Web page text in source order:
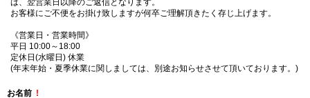
は、翌営業日以降のご返信となります。
お客様にご不便をお掛け致しますが何卒ご理解頂きたく存じ上げます。
《営業日・営業時間》
平日 10:00～18:00
定休日(水曜日) 休業
(年末年始・夏季休業に関しましては、別途お知らせさせて頂いております。)
お名前 !